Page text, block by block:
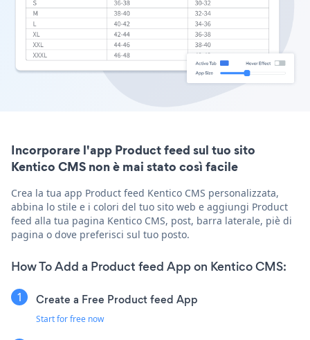
Incorporare l'app Product feed sul tuo sito
Kentico CMS non è mai stato così facile
Crea la tua app Product feed Kentico CMS personalizzata,
abbina lo stile e i colori del tuo sito web e aggiungi Product
feed alla tua pagina Kentico CMS, post, barra laterale, piè di
pagina o dove preferisci sul tuo posto.
How To Add a Product feed App on Kentico CMS:
Create a Free Product feed App
Start for free now